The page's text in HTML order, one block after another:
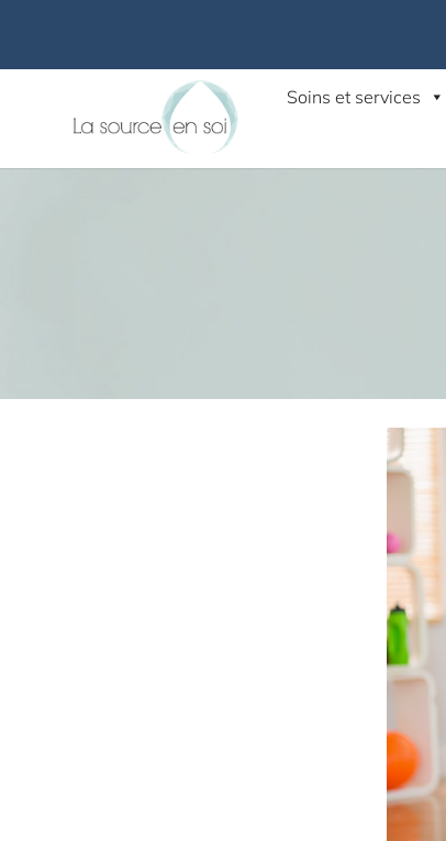
Soins et services